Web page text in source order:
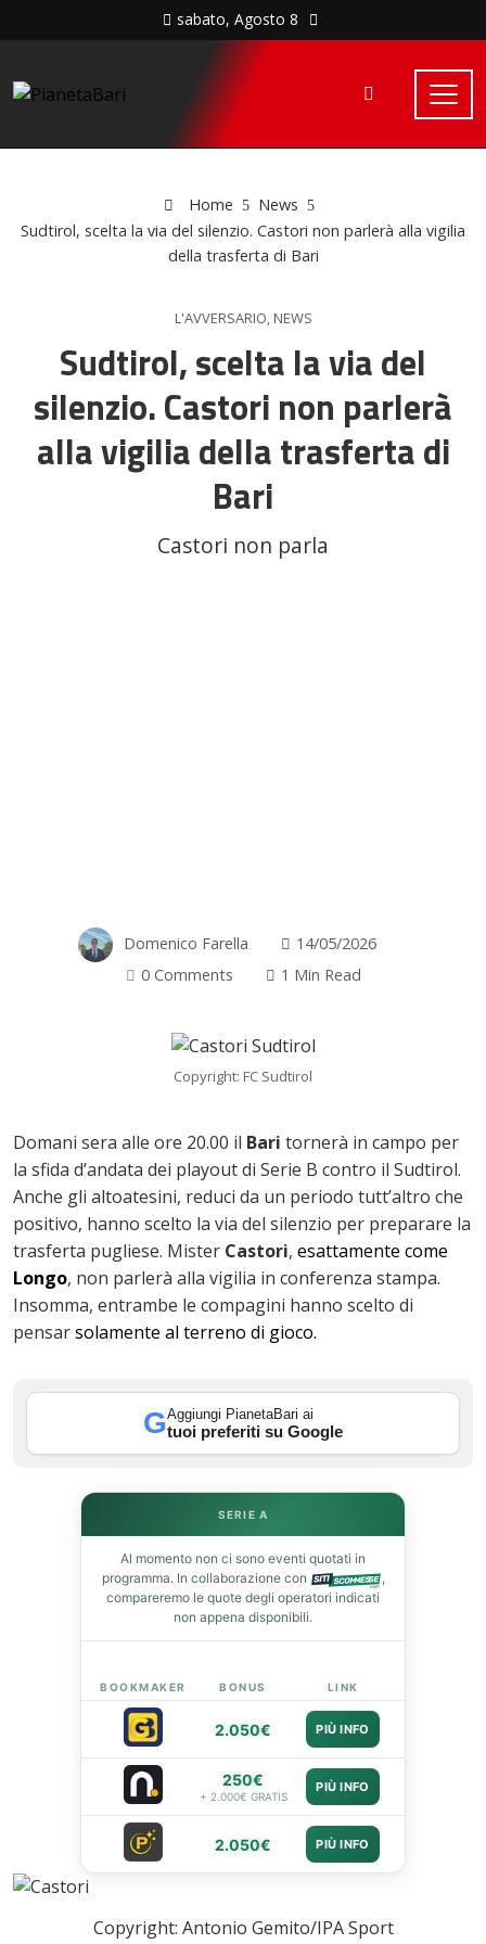
sabato, Agosto 8
Home
News
Sudtirol, scelta la via del silenzio. Castori non parlerà alla vigilia
della trasferta di Bari
L'AVVERSARIO, NEWS
Sudtirol, scelta la via del
silenzio. Castori non parlerà
alla vigilia della trasferta di
Bari
Castori non parla
Domenico Farella
14/05/2026
0 Comments
1 Min Read
Copyright: FC Sudtirol
Domani sera alle ore 20.00 il Bari tornerà in campo per
la sfida d’andata dei playout di Serie B contro il Sudtirol.
Anche gli altoatesini, reduci da un periodo tutt’altro che
positivo, hanno scelto la via del silenzio per preparare la
trasferta pugliese. Mister Castori, esattamente come
Longo, non parlerà alla vigilia in conferenza stampa.
Insomma, entrambe le compagini hanno scelto di
pensarsolamente al terreno di gioco.
GAggiungi PianetaBari ai
tuoi preferiti su Google
SERIE A
Al momento non ci sono eventi quotati in
programma. In collaborazione con
,
compareremo le quote degli operatori indicati
non appena disponibili.
BOOKMAKER BONUS LINK
2.050€ PIÙ INFO
250€
+ 2.000€ GRATIS
PIÙ INFO
2.050€ PIÙ INFO
Copyright: Antonio Gemito/IPA Sport